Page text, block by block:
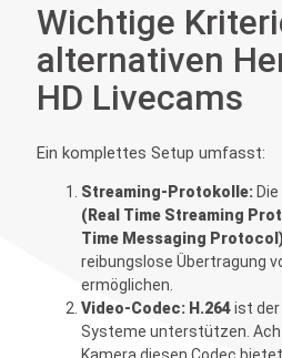
Wichtige
alternativen
HD Livecams
Ein komplettes Setup umfasst:
Streaming-Protokolle:Die
(Real Time Streaming
Time Messaging
reibungslose Übertragung
ermöglichen.
Video-Codec: H.264ist der
Systeme unterstützen.